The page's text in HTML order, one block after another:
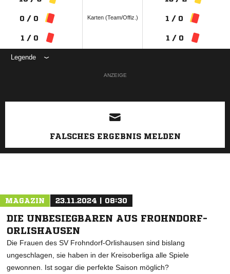
0 / 0
1 / 0
Karten (Team/Offiz.) 1 / 0
1 / 0
Legende
ANZEIGE
FALSCHES ERGEBNIS MELDEN
MAGAZIN 23.11.2024 | 08:30
DIE UNBESIEGBAREN AUS FROHNDORF-
ORLISHAUSEN
Die Frauen des SV Frohndorf-Orlishausen sind bislang
ungeschlagen, sie haben in der Kreisoberliga alle Spiele
gewonnen. Ist sogar die perfekte Saison möglich?